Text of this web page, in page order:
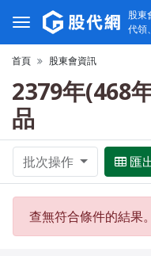
股東
代領
首頁 股東會資訊
2379年(468
品
批次操作 匯
查無符合條件的結果。